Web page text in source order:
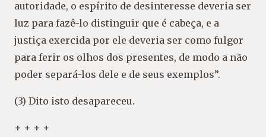
autoridade, o espírito de desinteresse deveria ser
luz para fazê-lo distinguir que é cabeça, e a
justiça exercida por ele deveria ser como fulgor
para ferir os olhos dos presentes, de modo a não
poder separá-los dele e de seus exemplos”.
(3) Dito isto desapareceu.
+ + + +